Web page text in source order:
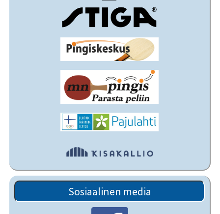
Sosiaalinen media